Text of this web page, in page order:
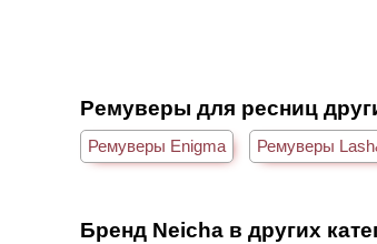
Ремуверы для ресниц
Ремуверы Enigma Ремуверы
Бренд Neicha в других